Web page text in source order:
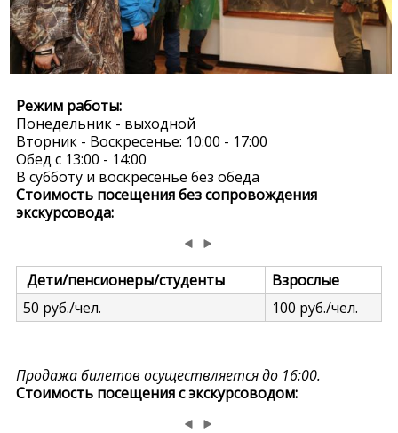
Режим работы:
Понедельник - выходной
Вторник - Воскресенье: 10:00 - 17:00
Обед с 13:00 - 14:00
В субботу и воскресенье без обеда
Стоимость посещения без сопровождения
экскурсовода:
Дети/пенсионеры/студенты
Взрослые
50 руб./чел.
100 руб./чел.
Продажа билетов осуществляется до 16:00.
Стоимость посещения с экскурсоводом: